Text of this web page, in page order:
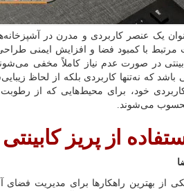
یک عنصر کاربردی و مدرن در
با کمبود فضا و افزایش ایمنی
در صورت عدم نیاز کاملاً مخفی
که نه‌تنها کاربردی بلکه از لحاظ
خود، برای محیط‌هایی که از رطوبت
می‌شوند.
از پریز کابینتی
یکی از بهترین راهکارها برای مدیریت